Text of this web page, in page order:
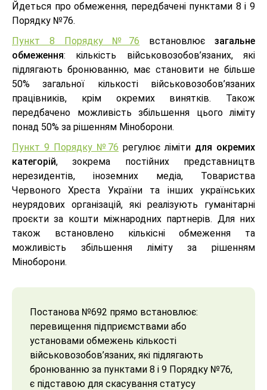
Йдеться про обмеження, передбачені пунктами 8 і 9
Порядку №76.
Пункт 8 Порядку №76 встановлюєзагальне
обмеження: кількість військовозобов’язаних, які
підлягають бронюванню, має становити не більше
50% загальної кількості військовозобов’язаних
працівників, крім окремих винятків. Також
передбачено можливість збільшення цього ліміту
понад 50% за рішенням Міноборони.
Пункт 9 Порядку №76 регулює ліміти для окремих
категорій, зокрема постійних представництв
нерезидентів, іноземних медіа, Товариства
Червоного Хреста України та інших українських
неурядових організацій, які реалізують гуманітарні
проєкти за кошти міжнародних партнерів. Для них
також встановлено кількісні обмеження та
можливість збільшення ліміту за рішенням
Міноборони.
Постанова №692 прямо встановлює:
перевищення підприємствами або
установами обмежень кількості
військовозобов’язаних, які підлягають
бронюванню за пунктами 8 і 9 Порядку №76,
є підставою для скасування статусу